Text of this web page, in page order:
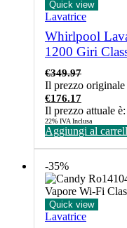
Quick view
Lavatrice
Whirlpool
1200 Giri
€349.97
Il prezzo originale
€176.17
Il prezzo attuale
22% IVA Inclusa
Aggiungi al
-35%
Quick view
Lavatrice